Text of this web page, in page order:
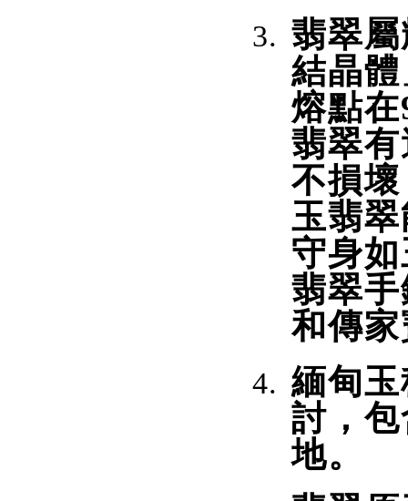
翡翠
結晶
熔點
翡翠
不損
玉翡
守身
翡翠
和傳
緬甸
討，
地。